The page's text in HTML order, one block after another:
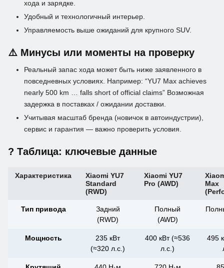
хода и зарядке.
Удобный и технологичный интерьер.
Управляемость выше ожиданий для крупного SUV.
⚠️ Минусы или моменты на проверку
Реальный запас хода может быть ниже заявленного в
повседневных условиях. Например: “YU7 Max achieves
nearly 500 km … falls short of official claims” Возможная
задержка в поставках / ожидании доставки.
Учитывая масштаб бренда (новичок в автоиндустрии),
сервис и гарантия — важно проверить условия.
? Таблица: ключевые данные
Характеристика
Xiaomi YU7
Standard
(RWD)
Xiaomi YU7
Pro (AWD)
Max
Тип привода
Задний
(RWD)
Полный
(AWD)
Мощность
235 кВт
(≈320 л.с.)
400 кВт (≈536
л.с.)
495